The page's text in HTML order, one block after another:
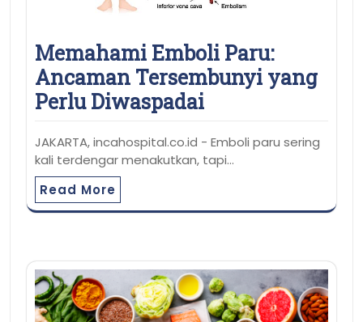
Memahami Emboli Paru:
Ancaman Tersembunyi yang
Perlu Diwaspadai
JAKARTA, incahospital.co.id - Emboli paru sering
kali terdengar menakutkan, tapi…
Read More